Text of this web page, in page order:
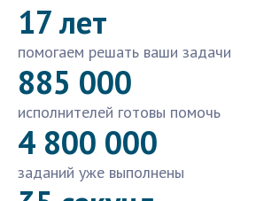
17 лет
помогаем решать ваши задачи
885 000
исполнителей готовы помочь
4 800 000
заданий уже выполнены